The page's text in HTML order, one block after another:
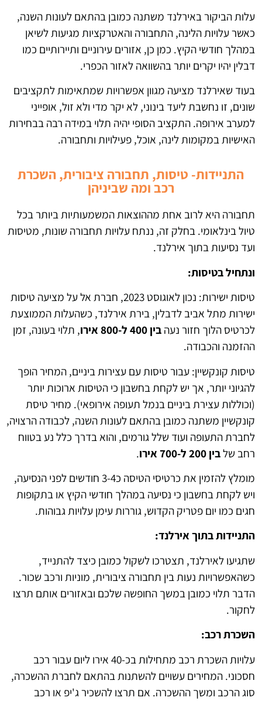
עלות הביקור באירלנד משתנה כמובן בהתאם לעונות השנה,
כאשר עלויות הלינה, התחבורה והאטרקציות מגיעות לשיאן
במהלך חודשי הקיץ. כמן כן, אזורים עירוניים ותיירותיים כמו
דבלין יהיו יקרים יותר בהשוואה לאזור הכפרי.
בעוד שאירלנד מציעה מגוון אפשרויות שמתאימות לתקציבים
שונים, זו נחשבת ליעד בינוני, לא יקר מדי ולא זול, אופייני
למערב אירופה. התקציב הסופי יהיה תלוי במידה רבה בבחירות
האישיות במקומות לינה, אוכל, פעילויות ותחבורה.
התניידות- טיסות, תחבורה ציבורית, השכרת
רכב ומה שביניהן
תחבורה היא לרוב אחת מההוצאות המשמעותיות ביותר בכל
טיול בינלאומי. בחלק זה, ננתח עלויות תחבורה שונות, מטיסות
ועד נסיעות בתוך אירלנד.
ונתחיל בטיסות:
טיסות ישירות: נכון לאוגוסט 2023, חברת אל על מציעה טיסות
ישירות מתל אביב לדבלין, בירת אירלנד, כשהעלות הממוצעת
לכרטיס הלוך חזור נעהבין 400 ל-800 אירו
, תלוי בעונה, זמן
ההזמנה והכבודה.
טיסות קונקשיין: עבור טיסות עם עצירות ביניים, המחיר הופך
להגיוני יותר, אך יש לקחת בחשבון כי הטיסות ארוכות יותר
(וכוללות עצירת ביניים בנמל תעופה אירופאי). מחיר טיסת
קונקשיין משתנה כמובן בהתאם לעונות השנה, לכבודה הרצויה,
לחברת התעופה ועוד שלל גורמים, והוא בדרך כלל נע בטווח
רחב שלבין 200 ל-700 אירו
.
מומלץ להזמין את כרטיסי הטיסה כ3-4 חודשים לפני הנסיעה,
ויש לקחת בחשבון כי נסיעה במהלך חודשי הקיץ או בתקופות
חגים כמו יום פטריק הקדוש, גוררות עימן עלויות גבוהות.
התניידות בתוך אירלנד:
שתגיעו לאירלנד, תצטרכו לשקול כמובן כיצד להתנייד,
כשהאפשרויות נעות בין תחבורה ציבורית, מוניות ורכב שכור.
הדבר תלוי כמובן במשך החופשה שלכם ובאזורים אותם תרצו
לחקור.
השכרת רכב:
עלויות השכרת רכב מתחילות בכ-40 אירו ליום עבור רכב
חסכוני. המחירים עשויים להשתנות בהתאם לחברת ההשכרה,
סוג הרכב ומשך ההשכרה. אם תרצו להשכיר ג'יפ או רכב